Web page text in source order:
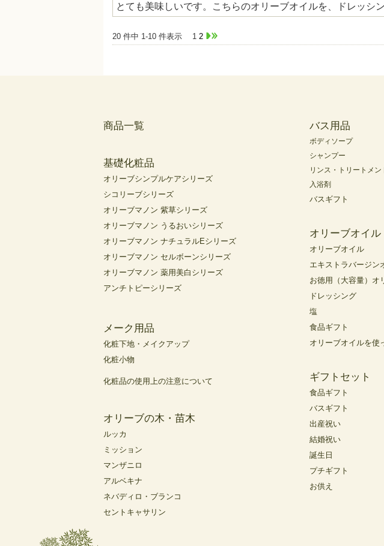
とても美味しいです。こちらのオリーブオイルを、ドレッシ
20 件中 1-10 件表示 1 2
商品一覧
基礎化粧品
オリーブシンプルケアシリーズ
シコリーブシリーズ
オリーブマノン 紫草シリーズ
オリーブマノン うるおいシリーズ
オリーブマノン ナチュラルEシリーズ
オリーブマノン セルボーンシリーズ
オリーブマノン 薬用美白シリーズ
アンチトピーシリーズ
メーク用品
化粧下地・メイクアップ
化粧小物
化粧品の使用上の注意について
オリーブの木・苗木
ルッカ
ミッション
マンザニロ
アルベキナ
ネバディロ・ブランコ
セントキャサリン
バス用品
ボディソープ
シャンプー
リンス・トリートメン
入浴剤
バスギフト
オリーブオイ
オリーブオイル
エキストラバージン
お徳用（大容量）オ
ドレッシング
塩
食品ギフト
オリーブオイルを使
ギフトセット
食品ギフト
バスギフト
出産祝い
結婚祝い
誕生日
プチギフト
お供え